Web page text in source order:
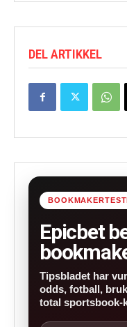
DEL ARTIKKEL
Epicbet
Tipsbladet har
odds, fotball,
total sportsbook-